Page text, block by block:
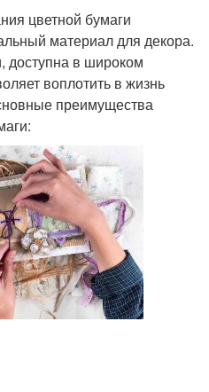
цветной бумаги
материал для декора.
доступна в широком
воплотить в жизнь
преимущества